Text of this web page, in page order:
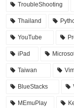
TroubleShooting
Thailand
YouTube
iPad
Taiwan
BlueStacks
MEmuPlay